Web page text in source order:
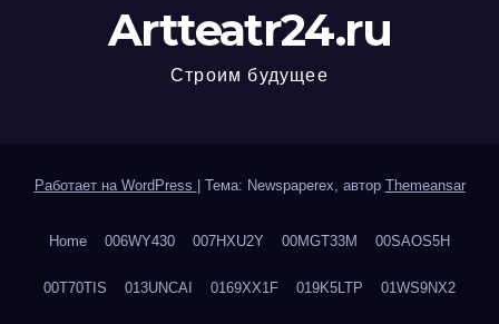
Artteatr24.ru
Строим будущее
Работает на WordPress Тема: Newspaperex, автор Themeansar
Home 006WY430 007HXU2Y 00MGT33M 00SAOS5H
00T70TIS 013UNCAI 0169XX1F 019K5LTP 01WS9NX2